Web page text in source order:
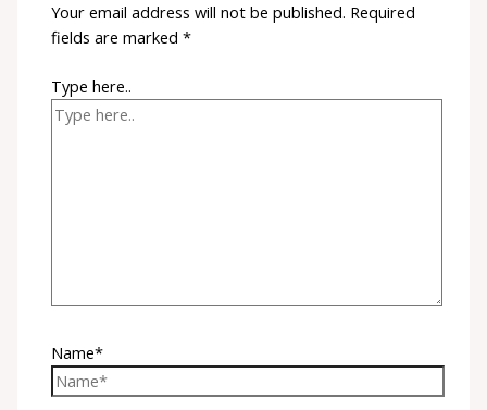
Your email address will not be published. Required
fields are marked*
Type here..
Name*